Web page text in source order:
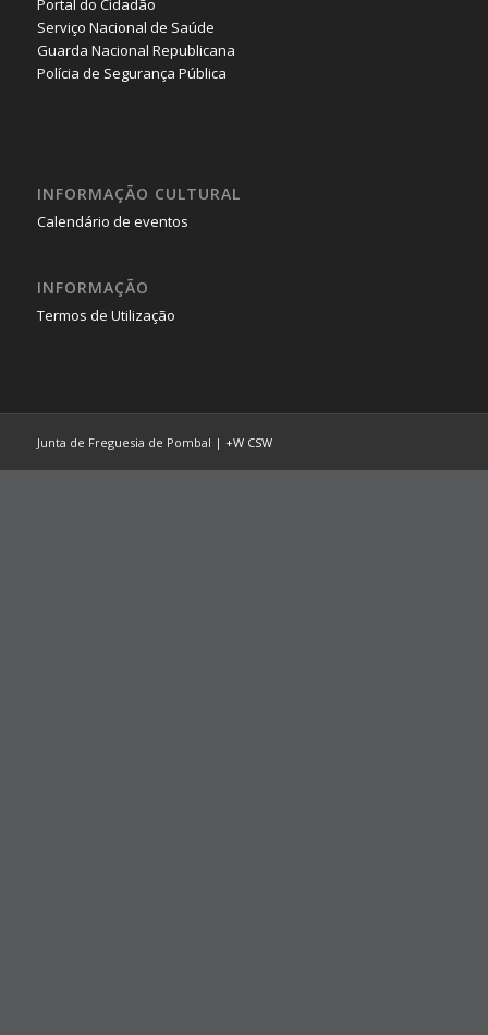
Portal do Cidadão
Serviço Nacional de Saúde
Guarda Nacional Republicana
Polícia de Segurança Pública
INFORMAÇÃO CULTURAL
Calendário de eventos
INFORMAÇÃO
Termos de Utilização
Junta de Freguesia de Pombal | +W CSW